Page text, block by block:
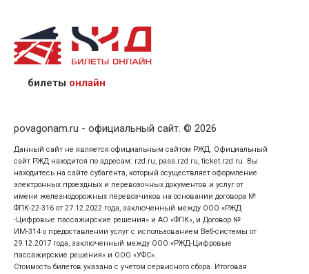
назвав кассиру 14-значный номер заказа;
предъявив удостоверение личности пассажира, на
кого оформлен билет.
билеты онлайн
povagonam.ru - официальный сайт. © 2026
Данный сайт не является официальным сайтом РЖД. Официальный
сайт РЖД находится по адресам: rzd.ru, pass.rzd.ru, ticket.rzd.ru. Вы
находитесь на сайте субагента, который осуществляет оформление
электронных проездных и перевозочных документов и услуг от
имени железнодорожных перевозчиков на основании договора №
ФПК-22-316 от 27.12.2022 года, заключенный между ООО «РЖД
-Цифровые пассажирские решения» и АО «ФПК», и Договор №
ИМ-314 о предоставлении услуг с использованием Веб-системы от
29.12.2017 года, заключенный между ООО «РЖД-Цифровые
пассажирские решения» и ООО «УФС».
Стоимость билетов указана с учетом сервисного сбора. Итоговая